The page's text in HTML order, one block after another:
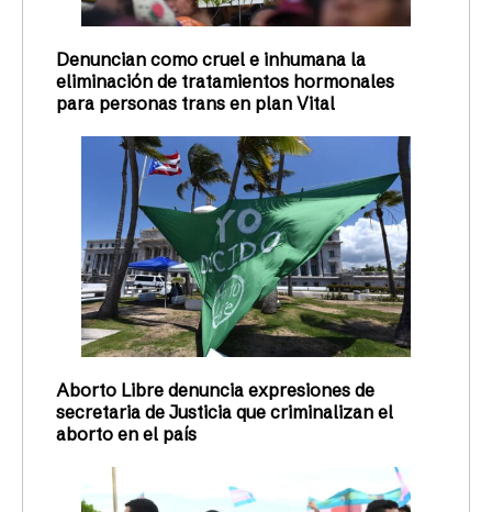
Denuncian como cruel e inhumana la
eliminación de tratamientos hormonales
para personas trans en plan Vital
Aborto Libre denuncia expresiones de
secretaria de Justicia que criminalizan el
aborto en el país